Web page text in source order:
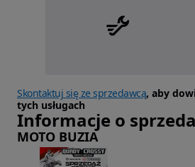
Skontaktuj się ze sprzedawcą, aby
tych usługach
Informacje o
MOTO BUZIA